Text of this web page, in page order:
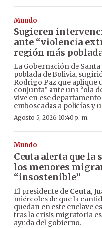
Mundo
Sugieren
ante “violencia
región más
La Gobernación de
poblada de Bolivia,
Rodrigo Paz que
conjunta” ante una “ola
vive en ese
emboscadas a policías y
Agosto 5, 2026 10:40 p. m.
Mundo
Ceuta alerta que la
los menores
“insostenible”
El presidente de Ceuta,
miércoles de que la
quedan en este enclave
tras la crisis migratoria
ayuda del gobierno.